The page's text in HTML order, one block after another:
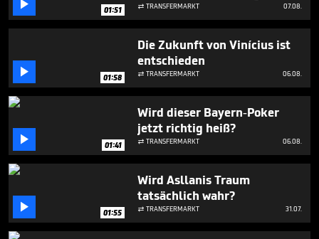
minute,
32
seconds
 01:51  TRANSFERMARKT 07.08.
 01:58
Die Zukunft von Vinícius ist
entschieden
 TRANSFERMARKT 06.08.
 01:41
Wird dieser Bayern-Poker
jetzt richtig heiß?
 TRANSFERMARKT 06.08.
 01:55
Wird Asllanis Traum
tatsächlich wahr?
 TRANSFERMARKT 31.07.